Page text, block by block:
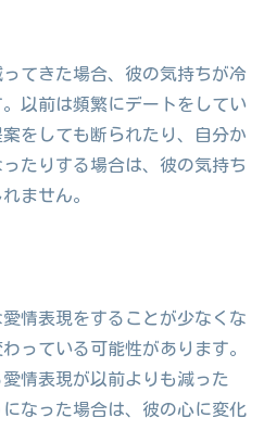
てきた場合、彼の気持ちが冷
以前は頻繁にデートをしてい
をしても断られたり、自分か
たりする場合は、彼の気持ち
ません。
情表現をすることが少なくな
っている可能性があります。
情表現が以前よりも減った
なった場合は、彼の心に変化